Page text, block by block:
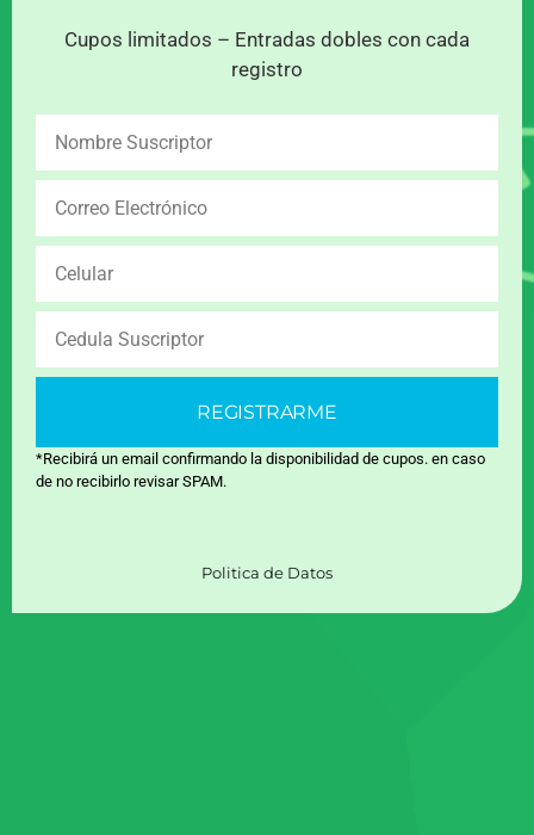
Cupos limitados – Entradas dobles con cada
registro
REGISTRARME
*Recibirá un email confirmando la disponibilidad de cupos. en caso
de no recibirlo revisar SPAM.
Politica de Datos